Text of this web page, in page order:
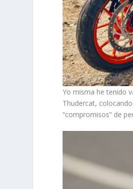
Yo misma he tenido
Thudercat,
“compromisos” de